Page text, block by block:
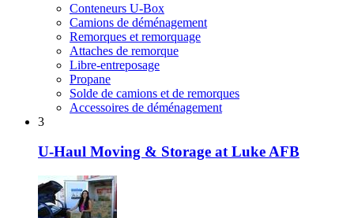
Conteneurs U-Box
Camions de déménagement
Remorques et remorquage
Attaches de remorque
Libre-entreposage
Propane
Solde de camions et de remorques
Accessoires de déménagement
3
U-Haul Moving & Storage at Luke AFB